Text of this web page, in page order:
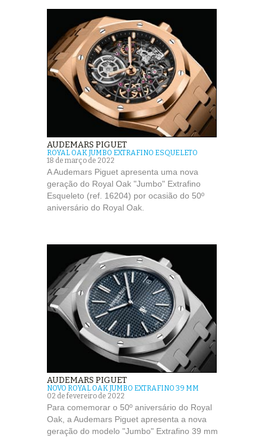
AUDEMARS PIGUET
ROYAL OAK JUMBO EXTRAFINO ESQUELETO
18 de março de 2022
A Audemars Piguet apresenta uma nova
geração do Royal Oak "Jumbo" Extrafino
Esqueleto (ref. 16204) por ocasião do 50º
aniversário do Royal Oak.
AUDEMARS PIGUET
NOVO ROYAL OAK JUMBO EXTRAFINO 39 MM
02 de fevereiro de 2022
Para comemorar o 50º aniversário do Royal
Oak, a Audemars Piguet apresenta a nova
geração do modelo "Jumbo" Extrafino 39 mm